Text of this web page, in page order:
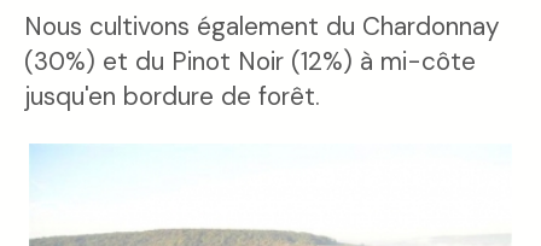
Nous cultivons également du Chardonnay
(30%) et du Pinot Noir (12%) à mi-côte
jusqu'en bordure de forêt.